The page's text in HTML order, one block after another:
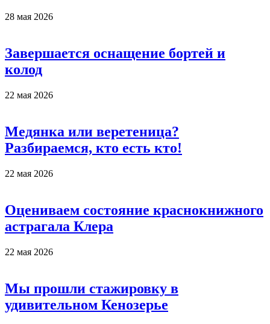
28 мая 2026
Завершается оснащение бортей и
колод
22 мая 2026
Медянка или веретеница?
Разбираемся, кто есть кто!
22 мая 2026
Оцениваем состояние краснокнижного
астрагала Клера
22 мая 2026
Мы прошли стажировку в
удивительном Кенозерье